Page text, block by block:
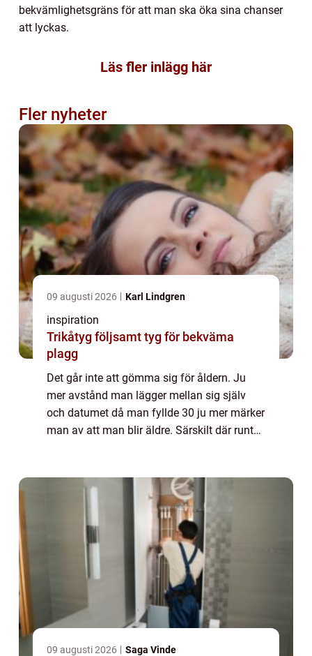
bekvämlighetsgräns för att man ska öka sina chanser
att lyckas.
Läs fler inlägg här
Fler nyheter
09 augusti 2026 Karl Lindgren
inspiration
Trikåtyg följsamt tyg för bekväma
plagg
Det går inte att gömma sig för åldern. Ju
mer avstånd man lägger mellan sig själv
och datumet då man fyllde 30 ju mer märker
man av att man blir äldre. Särskilt där runt
09 augusti 2026 Saga Vinde